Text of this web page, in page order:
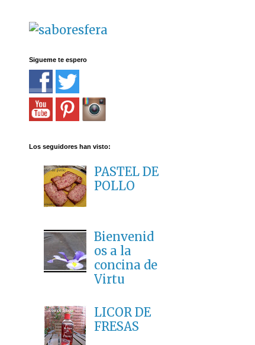
Sigueme te espero
Los seguidores han visto:
PASTEL DE
POLLO
Bienvenid
os a la
concina de
Virtu
LICOR DE
FRESAS